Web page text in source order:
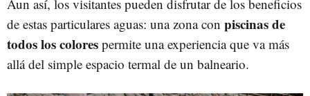
Aun así, los visitantes pueden disfrutar de los beneficios
de estas particulares aguas: una zona con piscinas de
todos los colores permite una experiencia que va más
allá del simple espacio termal de un balneario.